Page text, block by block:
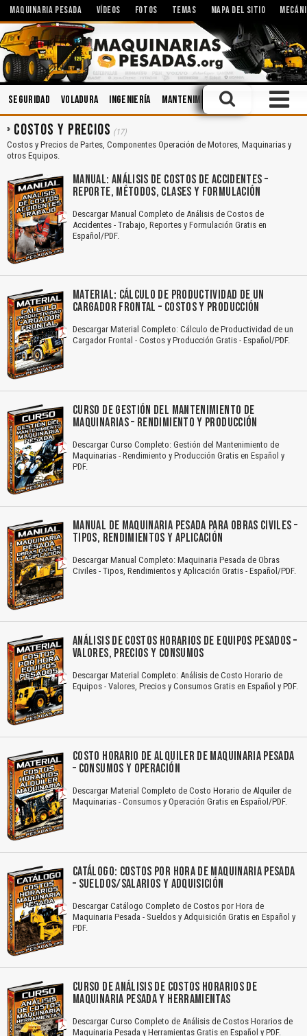
MAQUINARIA PESADA VÍDEOS FOTOS TEMAS MAPA DEL SITIO
Seguridad Voladura Ingeniería Mantenimiento Motores
COSTOS Y PRECIOS (17)
Costos y Precios de Partes, Componentes Operación de Motores, Maquinarias y
otros Equipos.
MANUAL: ANÁLISIS DE COSTOS DE ACCIDENTES –
REPORTE, MÉTODOS, CLASES Y FORMULACIÓN
Descargar Manual Completo de Análisis de Costos de
Accidentes - Trabajo, Reportes y Formulación Gratis en
Español/PDF.
MATERIAL: CÁLCULO DE PRODUCTIVIDAD DE UN
CARGADOR FRONTAL – COSTOS Y PRODUCCIÓN
Descargar Material Completo: Cálculo de Productividad de un
Cargador Frontal - Costos y Producción Gratis - Español/PDF.
CURSO DE GESTIÓN DEL MANTENIMIENTO DE
MAQUINARIAS – RENDIMIENTO Y PRODUCCIÓN
Descargar Curso Completo: Gestión del Mantenimiento de
Maquinarias - Rendimiento y Producción Gratis en Español y
PDF.
MANUAL DE MAQUINARIA PESADA PARA OBRAS CIVILES –
TIPOS, RENDIMIENTOS Y APLICACIÓN
Descargar Manual Completo: Maquinaria Pesada de Obras
Civiles - Tipos, Rendimientos y Aplicación Gratis - Español/PDF.
ANÁLISIS DE COSTOS HORARIOS DE EQUIPOS PESADOS –
VALORES, PRECIOS Y CONSUMOS
Descargar Material Completo: Análisis de Costo Horario de
Equipos - Valores, Precios y Consumos Gratis en Español y PDF.
COSTO HORARIO DE ALQUILER DE MAQUINARIA PESADA
– CONSUMOS Y OPERACIÓN
Descargar Material Completo de Costo Horario de Alquiler de
Maquinarias - Consumos y Operación Gratis en Español/PDF.
CATÁLOGO: COSTOS POR HORA DE MAQUINARIA PESADA
– SUELDOS/SALARIOS Y ADQUISICIÓN
Descargar Catálogo Completo de Costos por Hora de
Maquinaria Pesada - Sueldos y Adquisición Gratis en Español y
PDF.
CURSO DE ANÁLISIS DE COSTOS HORARIOS DE
MAQUINARIA PESADA Y HERRAMIENTAS
Descargar Curso Completo de Análisis de Costos Horarios de
Maquinaria Pesada y Herramientas Gratis en Español y PDF.
Texto o Imagen de portada son erróneos.
No carga o no se visualiza el contenido.
Reportar otro tipo de error...